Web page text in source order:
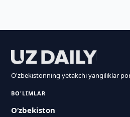
O'zbekistonning yetakchi yangiliklar
BO'LIMLAR
O‘zbekiston